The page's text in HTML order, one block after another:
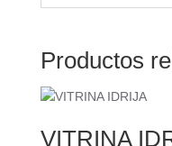
Productos
VITRINA